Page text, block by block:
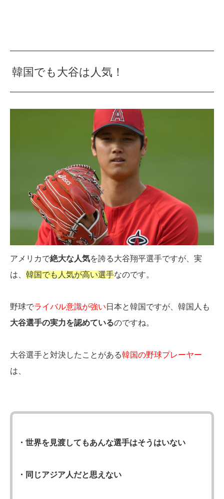
韓国でも大谷は人気！
アメリカで絶大な人気を誇る大谷翔平選手ですが、実
は、 韓国でも人気が高い選手なのです。
野球でライバル意識が強い 日本と韓国ですが、韓国人も
大谷選手の実力を認めているのですね。
大谷選手と対決したことがある韓国の野球プレーヤー
は、
・世界を見渡してもあんな選手はそうはいない
・同じアジア人だと思えない